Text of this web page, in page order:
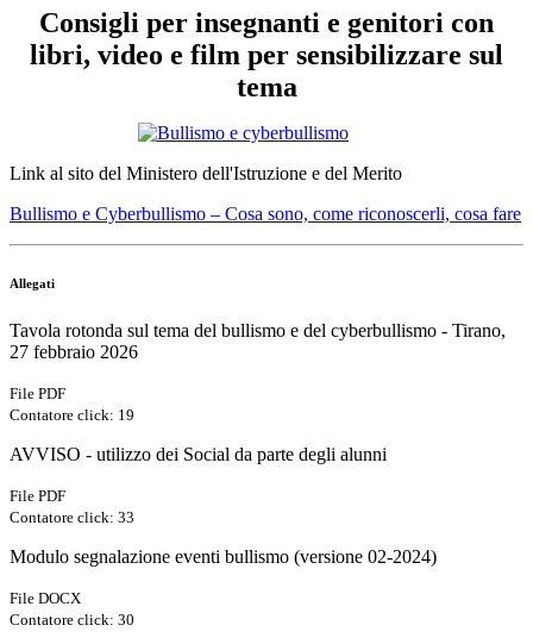
Consigli per insegnanti e genitori con
libri, video e film per sensibilizzare sul
tema
Link al sito del Ministero dell'Istruzione e del Merito
Bullismo e Cyberbullismo – Cosa sono, come riconoscerli, cosa fare
Allegati
Tavola rotonda sul tema del bullismo e del cyberbullismo - Tirano,
27 febbraio 2026
File PDF
Contatore click: 19
AVVISO - utilizzo dei Social da parte degli alunni
File PDF
Contatore click: 33
Modulo segnalazione eventi bullismo (versione 02-2024)
File DOCX
Contatore click: 30